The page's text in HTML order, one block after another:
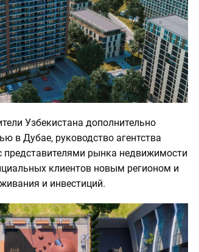
Узбекистана дополнительно
в Дубае, руководство агентства
представителями рынка недвижимости
клиентов новым регионом и
и инвестиций.